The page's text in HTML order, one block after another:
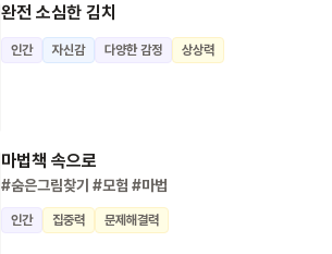
완전 소심한 김치
인간 자신감 다양한 감정 상상력
마법책 속으로
#숨은그림찾기 #모험 #마법
인간 집중력 문제해결력